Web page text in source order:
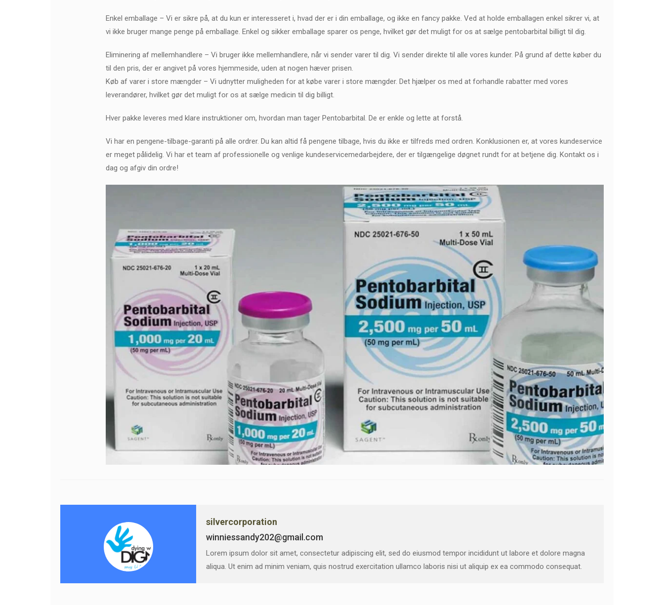
Enkel emballage – Vi er sikre på, at du kun er interesseret i, hvad der er i din emballage, og ikke en fancy pakke. Ved at holde emballagen enkel sikrer vi, at
vi ikke bruger mange penge på emballage. Enkel og sikker emballage sparer os penge, hvilket gør det muligt for os at sælge pentobarbital billigt til dig.
Eliminering af mellemhandlere – Vi bruger ikke mellemhandlere, når vi sender varer til dig. Vi sender direkte til alle vores kunder. På grund af dette køber du
til den pris, der er angivet på vores hjemmeside, uden at nogen hæver prisen.
Køb af varer i store mængder – Vi udnytter muligheden for at købe varer i store mængder. Det hjælper os med at forhandle rabatter med vores
leverandører, hvilket gør det muligt for os at sælge medicin til dig billigt.
Hver pakke leveres med klare instruktioner om, hvordan man tager Pentobarbital. De er enkle og lette at forstå.
Vi har en pengene-tilbage-garanti på alle ordrer. Du kan altid få pengene tilbage, hvis du ikke er tilfreds med ordren. Konklusionen er, at vores kundeservice
er meget pålidelig. Vi har et team af professionelle og venlige kundeservicemedarbejdere, der er tilgængelige døgnet rundt for at betjene dig. Kontakt os i
dag og afgiv din ordre!
silvercorporation
winniessandy202@gmail.com
Lorem ipsum dolor sit amet, consectetur adipiscing elit, sed do eiusmod tempor incididunt ut labore et dolore magna
aliqua. Ut enim ad minim veniam, quis nostrud exercitation ullamco laboris nisi ut aliquip ex ea commodo consequat.